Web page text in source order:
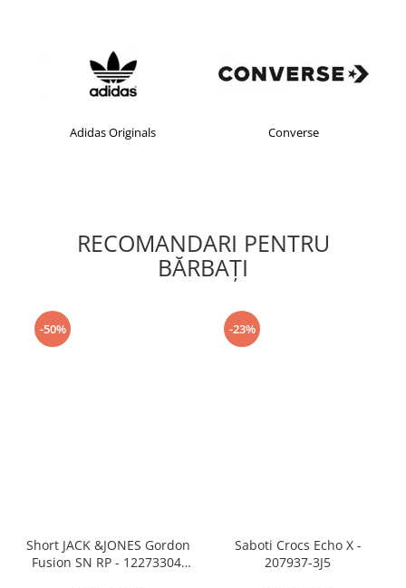
Adidas Originals Converse
RECOMANDARI PENTRU
BĂRBAŢI
-50%
Short JACK &JONES Gordon
Fusion SN RP - 12273304-
-23%
Saboti Crocs Echo X -
207937-3J5